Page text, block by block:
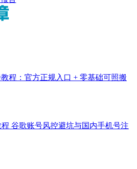
程：官方正规入口 + 零基础可照搬
程 谷歌账号风控避坑与国内手机号注